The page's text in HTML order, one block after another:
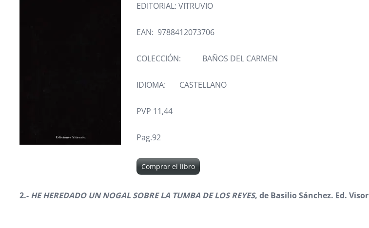
EDITORIAL: VITRUVIO
EAN: 9788412073706
COLECCIÓN: BAÑOS DEL CARMEN
IDIOMA: CASTELLANO
PVP 11,44
Pag.92
Comprar el libro
2.- HE HEREDADO UN NOGAL SOBRE LA TUMBA DE LOS REYES, de Basilio Sánchez. Ed. Visor